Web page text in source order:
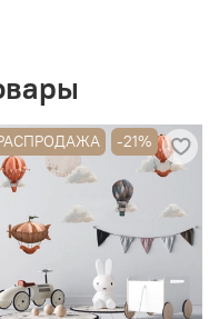
-21%